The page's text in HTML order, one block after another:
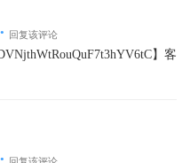
· 回复该评论
】客
·